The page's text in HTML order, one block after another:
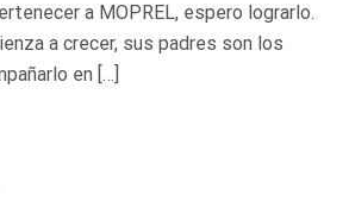
a MOPREL, espero lograrlo.
a crecer, sus padres son los
en […]